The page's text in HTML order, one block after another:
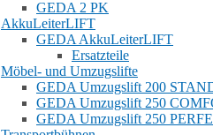
GEDA 2 PK
AkkuLeiterLIFT
GEDA AkkuLeiterLIFT
Ersatzteile
Möbel- und Umzugslifte
GEDA Umzugslift 200
GEDA Umzugslift 250
GEDA Umzugslift 250